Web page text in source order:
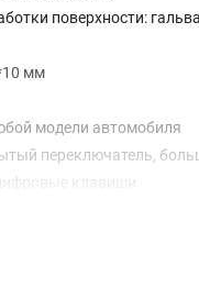
поверхности:
мм
модели автомобиля
переключатель,
клавиши